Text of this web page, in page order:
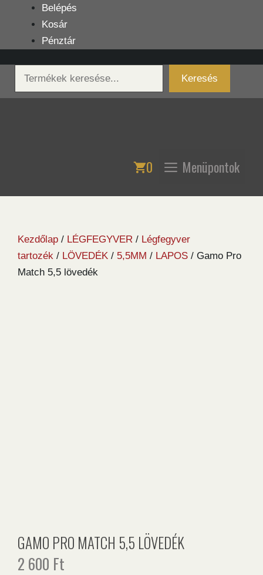
tartalomba
Belépés
Kosár
Pénztár
Keresés
Keresés
0 Menüpontok
Kezdőlap / LÉGFEGYVER / Légfegyver
tartozék / LÖVEDÉK / 5,5MM / LAPOS / Gamo Pro
Match 5,5 lövedék
GAMO PRO MATCH 5,5 LÖVEDÉK
2 600 Ft